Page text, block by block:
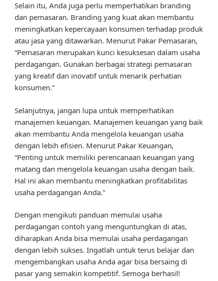
Selain itu, Anda juga perlu memperhatikan branding
dan pemasaran. Branding yang kuat akan membantu
meningkatkan kepercayaan konsumen terhadap produk
atau jasa yang ditawarkan. Menurut Pakar Pemasaran,
“Pemasaran merupakan kunci kesuksesan dalam usaha
perdagangan. Gunakan berbagai strategi pemasaran
yang kreatif dan inovatif untuk menarik perhatian
konsumen.”
Selanjutnya, jangan lupa untuk memperhatikan
manajemen keuangan. Manajemen keuangan yang baik
akan membantu Anda mengelola keuangan usaha
dengan lebih efisien. Menurut Pakar Keuangan,
“Penting untuk memiliki perencanaan keuangan yang
matang dan mengelola keuangan usaha dengan baik.
Hal ini akan membantu meningkatkan profitabilitas
usaha perdagangan Anda.”
Dengan mengikuti panduan memulai usaha
perdagangan contoh yang menguntungkan di atas,
diharapkan Anda bisa memulai usaha perdagangan
dengan lebih sukses. Ingatlah untuk terus belajar dan
mengembangkan usaha Anda agar bisa bersaing di
pasar yang semakin kompetitif. Semoga berhasil!